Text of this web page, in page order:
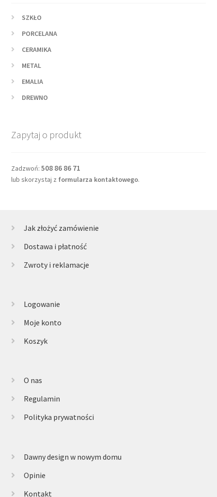
SZKŁO
PORCELANA
CERAMIKA
METAL
EMALIA
DREWNO
Zapytaj o produkt
Zadzwoń: 508 86 86 71
lub skorzystaj z formularza kontaktowego.
Jak złożyć zamówienie
Dostawa i płatność
Zwroty i reklamacje
Logowanie
Moje konto
Koszyk
O nas
Regulamin
Polityka prywatności
Dawny design w nowym domu
Opinie
Kontakt